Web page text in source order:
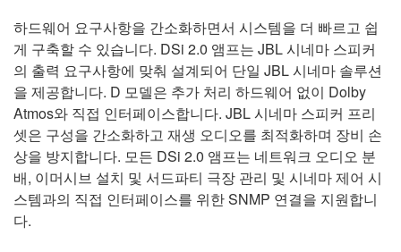
하드웨어 요구사항을 간소화하면서 시스템을 더 빠르고 쉽
게 구축할 수 있습니다. DSi 2.0 앰프는 JBL 시네마 스피커
의 출력 요구사항에 맞춰 설계되어 단일 JBL 시네마 솔루션
을 제공합니다. D 모델은 추가 처리 하드웨어 없이 Dolby
Atmos와 직접 인터페이스합니다. JBL 시네마 스피커 프리
셋은 구성을 간소화하고 재생 오디오를 최적화하며 장비 손
상을 방지합니다. 모든 DSi 2.0 앰프는 네트워크 오디오 분
배, 이머시브 설치 및 서드파티 극장 관리 및 시네마 제어 시
스템과의 직접 인터페이스를 위한 SNMP 연결을 지원합니
다.